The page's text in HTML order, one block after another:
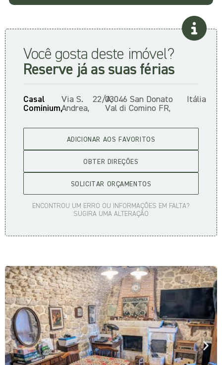
Você gosta deste imóvel?
Reserve já as suas férias
Casal
Cominium,
Via S.
Andrea,
22/A,03046 San Donato
Val di Comino FR,
Itália
ADICIONAR AOS FAVORITOS
OBTER DIREÇÕES
SOLICITAR ORÇAMENTOS
ENCONTROU UM ERRO OU INFORMAÇÕES EM FALTA?
SUGIRA UMA ALTERAÇÃO